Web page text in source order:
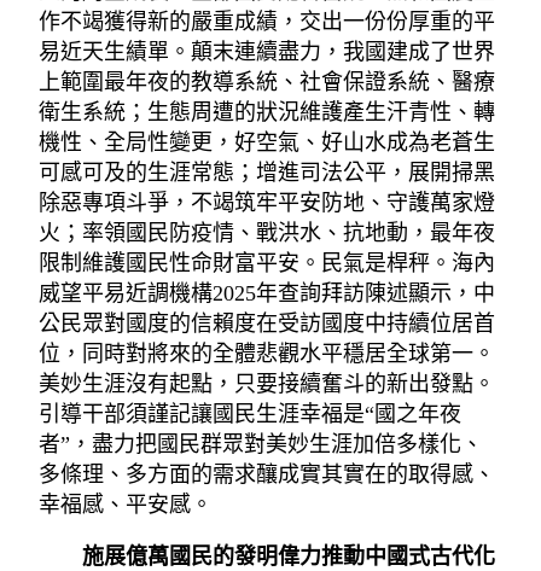
作不竭獲得新的嚴重成績，交出一份份厚重的平
易近天生績單。顛末連續盡力，我國建成了世界
上範圍最年夜的教導系統、社會保證系統、醫療
衛生系統；生態周遭的狀況維護產生汗青性、轉
機性、全局性變更，好空氣、好山水成為老蒼生
可感可及的生涯常態；增進司法公平，展開掃黑
除惡專項斗爭，不竭筑牢平安防地、守護萬家燈
火；率領國民防疫情、戰洪水、抗地動，最年夜
限制維護國民性命財富平安。民氣是桿秤。海內
威望平易近調機構2025年查詢拜訪陳述顯示，中
公民眾對國度的信賴度在受訪國度中持續位居首
位，同時對將來的全體悲觀水平穩居全球第一。
美妙生涯沒有起點，只要接續奮斗的新出發點。
引導干部須謹記讓國民生涯幸福是“國之年夜
者”，盡力把國民群眾對美妙生涯加倍多樣化、
多條理、多方面的需求釀成實其實在的取得感、
幸福感、平安感。
施展億萬國民的發明偉力推動中國式古代化